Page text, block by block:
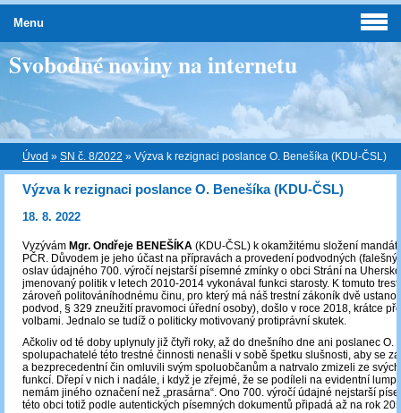
Svobodné noviny na internetu
Úvod » SN č. 8/2022 » Výzva k rezignaci poslance O. Benešíka (KDU-ČSL)
Výzva k rezignaci poslance O. Benešíka (KDU-ČSL)
18. 8. 2022
Vyzývám Mgr. Ondřeje BENEŠÍKA (KDU-ČSL) k okamžitému složení
PČR. Důvodem je jeho účast na přípravách a provedení podvodných
oslav údajného 700. výročí nejstarší písemné zmínky o obci Strání na
jmenovaný politik v letech 2010-2014 vykonával funkci starosty. K tomuto
zároveň politováníhodnému činu, pro který má náš trestní zákoník dvě
podvod, § 329 zneužití pravomoci úřední osoby), došlo v roce 2018, krátce
volbami. Jednalo se tudíž o politicky motivovaný protiprávní skutek.
Ačkoliv od té doby uplynuly již čtyři roky, až do dnešního dne ani poslanec O.
spolupachatelé této trestné činnosti nenašli v sobě špetku slušnosti, aby se
a bezprecedentní čin omluvili svým spoluobčanům a natrvalo zmizeli ze
funkcí. Dřepí v nich i nadále, i když je zřejmé, že se podíleli na evidentní
nemám jiného označení než „prasárna“. Ono 700. výročí údajné nejstarší
této obci totiž podle autentických písemných dokumentů připadá až na rok
Menu